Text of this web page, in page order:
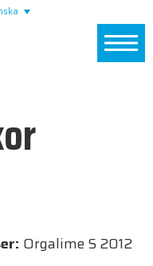
Orgalime S 2012